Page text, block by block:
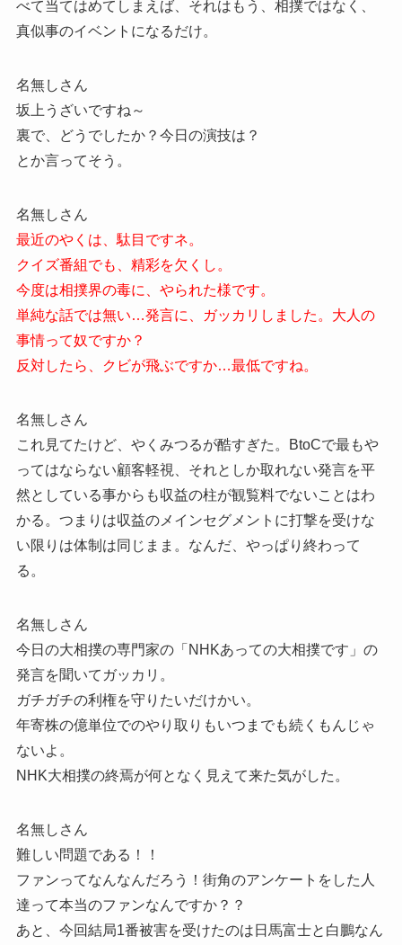
べて当てはめてしまえば、それはもう、相撲ではなく、
真似事のイベントになるだけ。
名無しさん
坂上うざいですね～
裏で、どうでしたか？今日の演技は？
とか言ってそう。
名無しさん
最近のやくは、駄目ですネ。
クイズ番組でも、精彩を欠くし。
今度は相撲界の毒に、やられた様です。
単純な話では無い…発言に、ガッカリしました。大人の
事情って奴ですか？
反対したら、クビが飛ぶですか…最低ですね。
名無しさん
これ見てたけど、やくみつるが酷すぎた。BtoCで最もや
ってはならない顧客軽視、それとしか取れない発言を平
然としている事からも収益の柱が観覧料でないことはわ
かる。つまりは収益のメインセグメントに打撃を受けな
い限りは体制は同じまま。なんだ、やっぱり終わって
る。
名無しさん
今日の大相撲の専門家の「NHKあっての大相撲です」の
発言を聞いてガッカリ。
ガチガチの利権を守りたいだけかい。
年寄株の億単位でのやり取りもいつまでも続くもんじゃ
ないよ。
NHK大相撲の終焉が何となく見えて来た気がした。
名無しさん
難しい問題である！！
ファンってなんなんだろう！街角のアンケートをした人
達って本当のファンなんですか？？
あと、今回結局1番被害を受けたのは日馬富士と白鵬なん